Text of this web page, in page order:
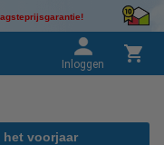
Inloggen
voorjaar